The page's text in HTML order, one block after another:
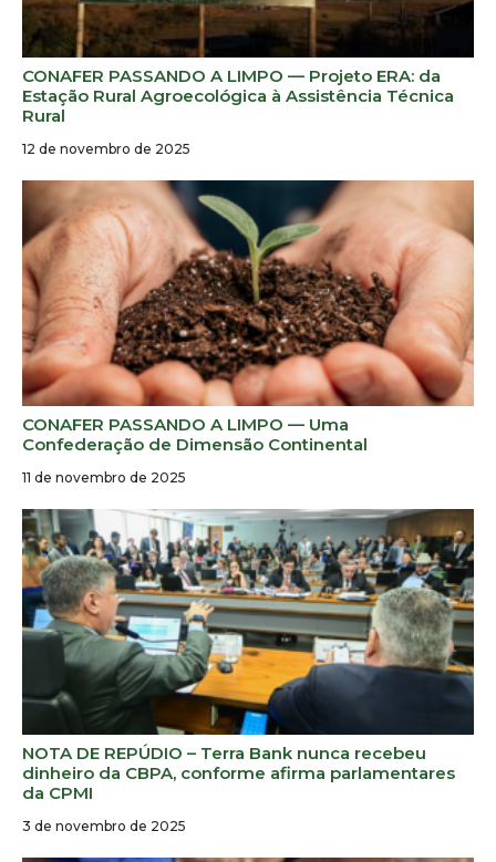
CONAFER PASSANDO A LIMPO — Projeto ERA: da
Estação Rural Agroecológica à Assistência Técnica
Rural
12 de novembro de 2025
CONAFER PASSANDO A LIMPO — Uma
Confederação de Dimensão Continental
11 de novembro de 2025
NOTA DE REPÚDIO – Terra Bank nunca recebeu
dinheiro da CBPA, conforme afirma parlamentares
da CPMI
3 de novembro de 2025